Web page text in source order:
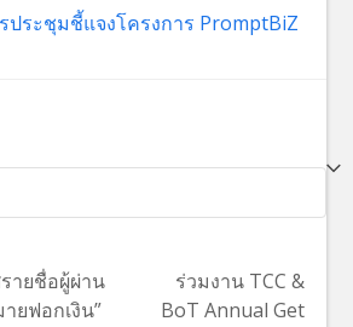
รประชุมชี้แจงโครงการ PromptBiZ
รายชื่อผู้ผ่าน
ยฟอกเงิน”
ร่วมงาน TCC &
BoT Annual Get